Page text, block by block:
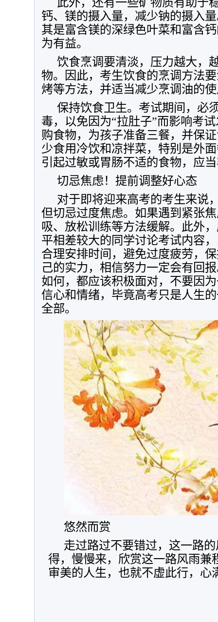
钙、镁的摄入量，减少钠的摄入
其是富含镁的深绿色叶菜和富含
为有益。
饮食烹调要清淡，压力越大，
物。因此，考生饮食的烹调方法
烤等方法，并适当减少烹调油的
保持饮食卫生。考试期间，必
毒，以免因为“拉肚子”而影响考
购食物，为孩子准备三餐，并保
少食用冷饮和凉拌菜，特别是外
引起过敏或胃肠不适的食物，应
切忌焦虑！提前调整好心态
对于即将迎来高考的考生来说
但切忌过度焦虑。如果遇到紧张
吸、放松训练等方法缓解。此外
平相差较大的同学讨论考试内容
合理安排时间，避免过度疲劳，
己的实力，相信努力一定会有回
如何，都应该积极面对，不要因
信心和情绪，毕竟高考只是人生
全部。
悠然而赏
走过路过不要错过，这一路
得，慢慢来，欣赏这一路风雨兼
审美的人生，也就不虚此行，心